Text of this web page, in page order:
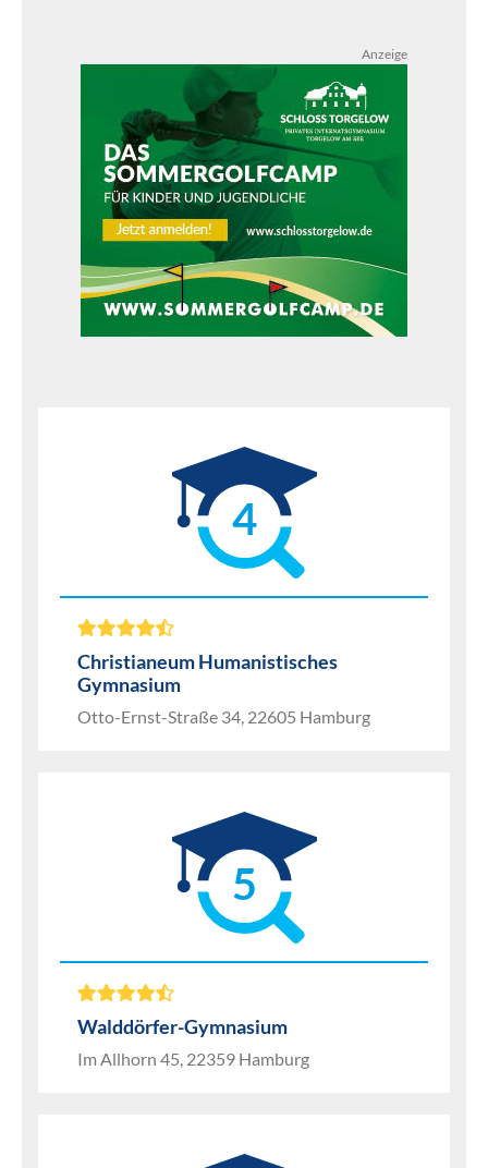
Anzeige
4
Christianeum Humanistisches
Gymnasium
Otto-Ernst-Straße 34, 22605 Hamburg
5
Walddörfer-Gymnasium
Im Allhorn 45, 22359 Hamburg